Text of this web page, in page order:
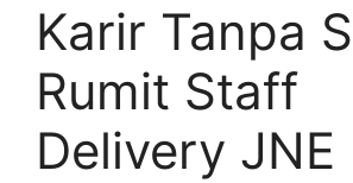
Karir Tanpa
Rumit Staff
Delivery JNE